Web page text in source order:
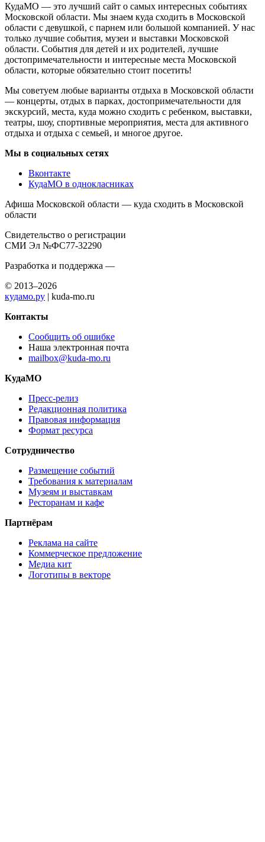
КудаМО — это лучший сайт о самых интересных событиях
Московской области. Мы знаем куда сходить в Московской
области с девушкой, с парнем или большой компанией. У нас
только лучшие события, музеи и выставки Московской
области. События для детей и их родителей, лучшие
достопримечательности и интересные места Московской
области, которые обязательно стоит посетить!
Мы советуем любые варианты отдыха в Московской области
— концерты, отдых в парках, достопримечательности для
экскурсий, места, куда можно сходить с ребенком, выставки,
театры, шоу, спортивные мероприятия, места для активного
отдыха и отдыха с семьей, и многое другое.
Мы в социальных сетях
Вконтакте
КудаМО в однокласниках
Афиша Московской области — куда сходить в Московской
области
Свидетельство о регистрации
СМИ Эл №ФС77-32290
Разработка и поддержка —
© 2013–2026
кудамо.ру | kuda-mo.ru
Контакты
Сообщить об ошибке
Наша электронная почта
mailbox@kuda-mo.ru
КудаМО
Пресс-релиз
Редакционная политика
Правовая информация
Формат ресурса
Сотрудничество
Размещение событий
Требования к материалам
Музеям и выставкам
Ресторанам и кафе
Партнёрам
Реклама на сайте
Коммерческое предложение
Медиа кит
Логотипы в векторе